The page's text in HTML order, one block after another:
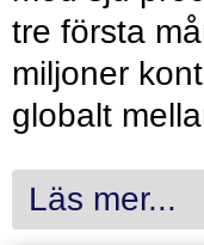
tre första
miljoner
globalt
Läs mer...